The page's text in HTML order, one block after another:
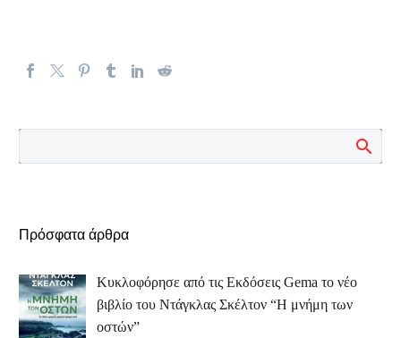
Πρόσφατα άρθρα
Κυκλοφόρησε από τις Εκδόσεις Gema το νέο
βιβλίο του Ντάγκλας Σκέλτον “Η μνήμη των
οστών”